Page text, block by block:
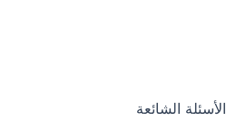
الأسئلة الشائعة